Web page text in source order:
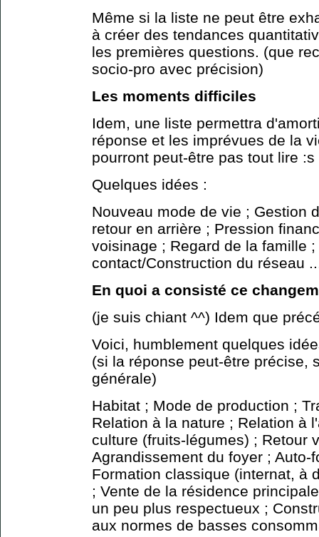
Même si la liste ne peut être
à créer des tendances
les premières questions. (que
socio-pro avec précision)
Les moments difficiles
Idem, une liste permettra
réponse et les imprévues de la
pourront peut-être pas tout lire :s
Quelques idées :
Nouveau mode de vie ; Gestion
retour en arrière ; Pression
voisinage ; Regard de la famille
contact/Construction du réseau
En quoi a consisté ce
(je suis chiant ^^) Idem que
Voici, humblement quelques
(si la réponse peut-être précise,
générale)
Habitat ; Mode de production ;
Relation à la nature ; Relation à
culture (fruits-légumes) ; Retour
Agrandissement du foyer ; Auto-
Formation classique (internat, à
; Vente de la résidence
un peu plus respectueux ;
aux normes de basses